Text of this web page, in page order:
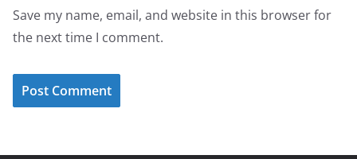
Save my name, email, and website in this browser for
the next time I comment.